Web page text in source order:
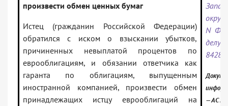
произвести обмен ценных бумаг
Истец (гражданин Российской Федерации)
обратился с иском о взыскании убытков,
причиненных невыплатой процентов по
еврооблигациям, и обязании ответчика как
гаранта по облигациям, выпущенным
иностранной компанией, произвести обмен
принадлежащих истцу еврооблигаций на
N
8428/
— АС